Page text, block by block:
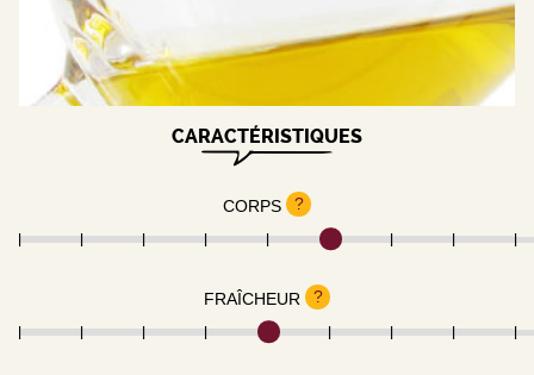
CARACTÉRISTIQUES
CORPS ?
FRAÎCHEUR ?